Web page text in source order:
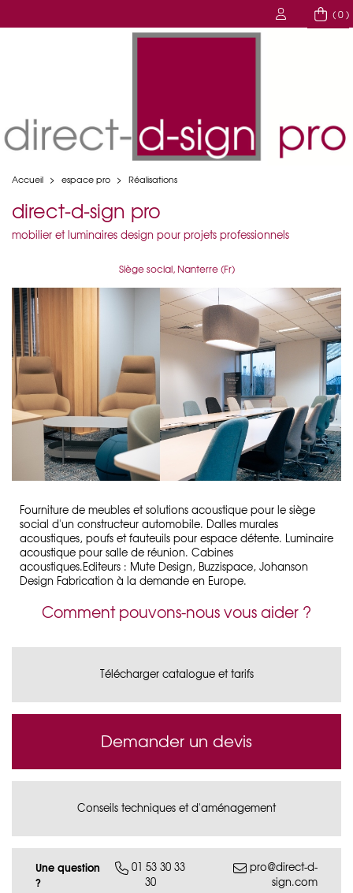
( 0 )
Accueil > espace pro > Réalisations
direct-d-sign pro
mobilier et luminaires design pour projets professionnels
Siège social, Nanterre (Fr)
Fourniture de meubles et solutions acoustique pour le siège
social d'un constructeur automobile. Dalles murales
acoustiques, poufs et fauteuils pour espace détente. Luminaire
acoustique pour salle de réunion. Cabines
acoustiques.Editeurs : Mute Design, Buzzispace, Johanson
Design Fabrication à la demande en Europe.
Comment pouvons-nous vous aider ?
Télécharger catalogue et tarifs
Demander un devis
Conseils techniques et d'aménagement
Une question
?
01 53 30 33
30
pro@direct-d-
sign.com